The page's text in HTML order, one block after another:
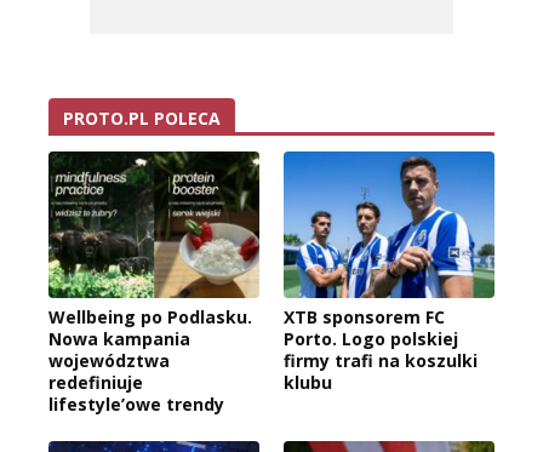
PROTO.PL POLECA
Wellbeing po Podlasku.
Nowa kampania
województwa
redefiniuje
lifestyle’owe trendy
XTB sponsorem FC
Porto. Logo polskiej
firmy trafi na koszulki
klubu